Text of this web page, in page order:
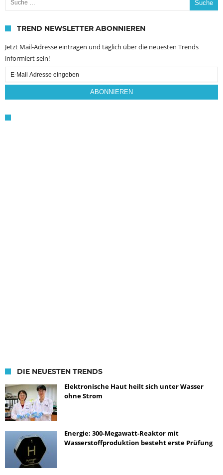
TREND NEWSLETTER ABONNIEREN
Jetzt Mail-Adresse eintragen und täglich über die neuesten Trends
informiert sein!
Email
Subscription
ABONNIEREN
DIE NEUESTEN TRENDS
Elektronische Haut heilt sich unter Wasser
ohne Strom
Energie: 300-Megawatt-Reaktor mit
Wasserstoffproduktion besteht erste Prüfung